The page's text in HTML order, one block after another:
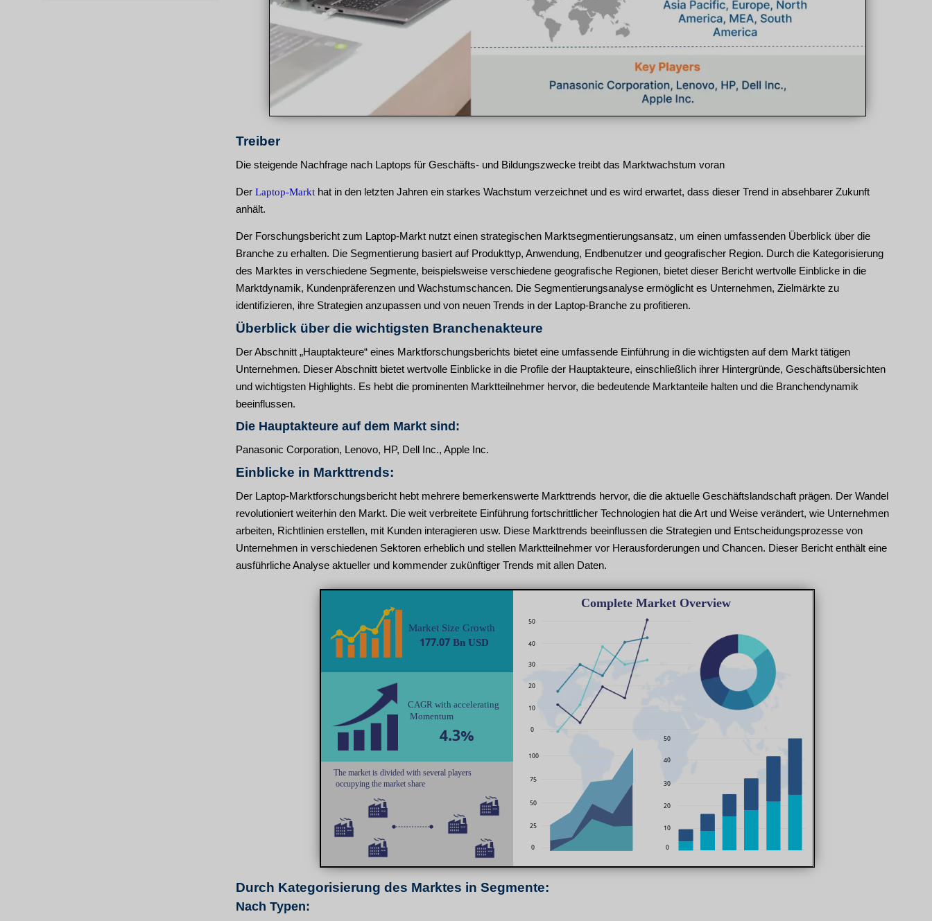
Treiber
Die steigende Nachfrage nach Laptops für Geschäfts- und Bildungszwecke treibt das Marktwachstum voran
Der Laptop-Markthat in den letzten Jahren ein starkes Wachstum verzeichnet und es wird erwartet, dass dieser Trend in absehbarer Zukunft
anhält.
Der Forschungsbericht zum Laptop-Markt nutzt einen strategischen Marktsegmentierungsansatz, um einen umfassenden Überblick über die
Branche zu erhalten. Die Segmentierung basiert auf Produkttyp, Anwendung, Endbenutzer und geografischer Region. Durch die Kategorisierung
des Marktes in verschiedene Segmente, beispielsweise verschiedene geografische Regionen, bietet dieser Bericht wertvolle Einblicke in die
Marktdynamik, Kundenpräferenzen und Wachstumschancen. Die Segmentierungsanalyse ermöglicht es Unternehmen, Zielmärkte zu
identifizieren, ihre Strategien anzupassen und von neuen Trends in der Laptop-Branche zu profitieren.
Überblick über die wichtigsten Branchenakteure
Der Abschnitt „Hauptakteure“ eines Marktforschungsberichts bietet eine umfassende Einführung in die wichtigsten auf dem Markt tätigen
Unternehmen. Dieser Abschnitt bietet wertvolle Einblicke in die Profile der Hauptakteure, einschließlich ihrer Hintergründe, Geschäftsübersichten
und wichtigsten Highlights. Es hebt die prominenten Marktteilnehmer hervor, die bedeutende Marktanteile halten und die Branchendynamik
beeinflussen.
Die Hauptakteure auf dem Markt sind:
Panasonic Corporation, Lenovo, HP, Dell Inc., Apple Inc.
Einblicke in Markttrends:
Der Laptop-Marktforschungsbericht hebt mehrere bemerkenswerte Markttrends hervor, die die aktuelle Geschäftslandschaft prägen. Der Wandel
revolutioniert weiterhin den Markt. Die weit verbreitete Einführung fortschrittlicher Technologien hat die Art und Weise verändert, wie Unternehmen
arbeiten, Richtlinien erstellen, mit Kunden interagieren usw. Diese Markttrends beeinflussen die Strategien und Entscheidungsprozesse von
Unternehmen in verschiedenen Sektoren erheblich und stellen Marktteilnehmer vor Herausforderungen und Chancen. Dieser Bericht enthält eine
ausführliche Analyse aktueller und kommender zukünftiger Trends mit allen Daten.
Durch Kategorisierung des Marktes in Segmente:
Nach Typen: